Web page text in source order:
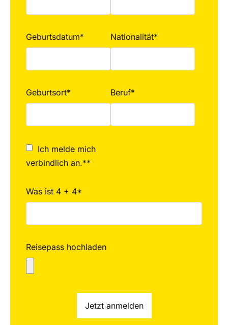
Geburtsdatum* Nationalität*
Geburtsort* Beruf*
Ich melde mich
verbindlich an.**
Was ist 4 + 4*
Reisepass hochladen